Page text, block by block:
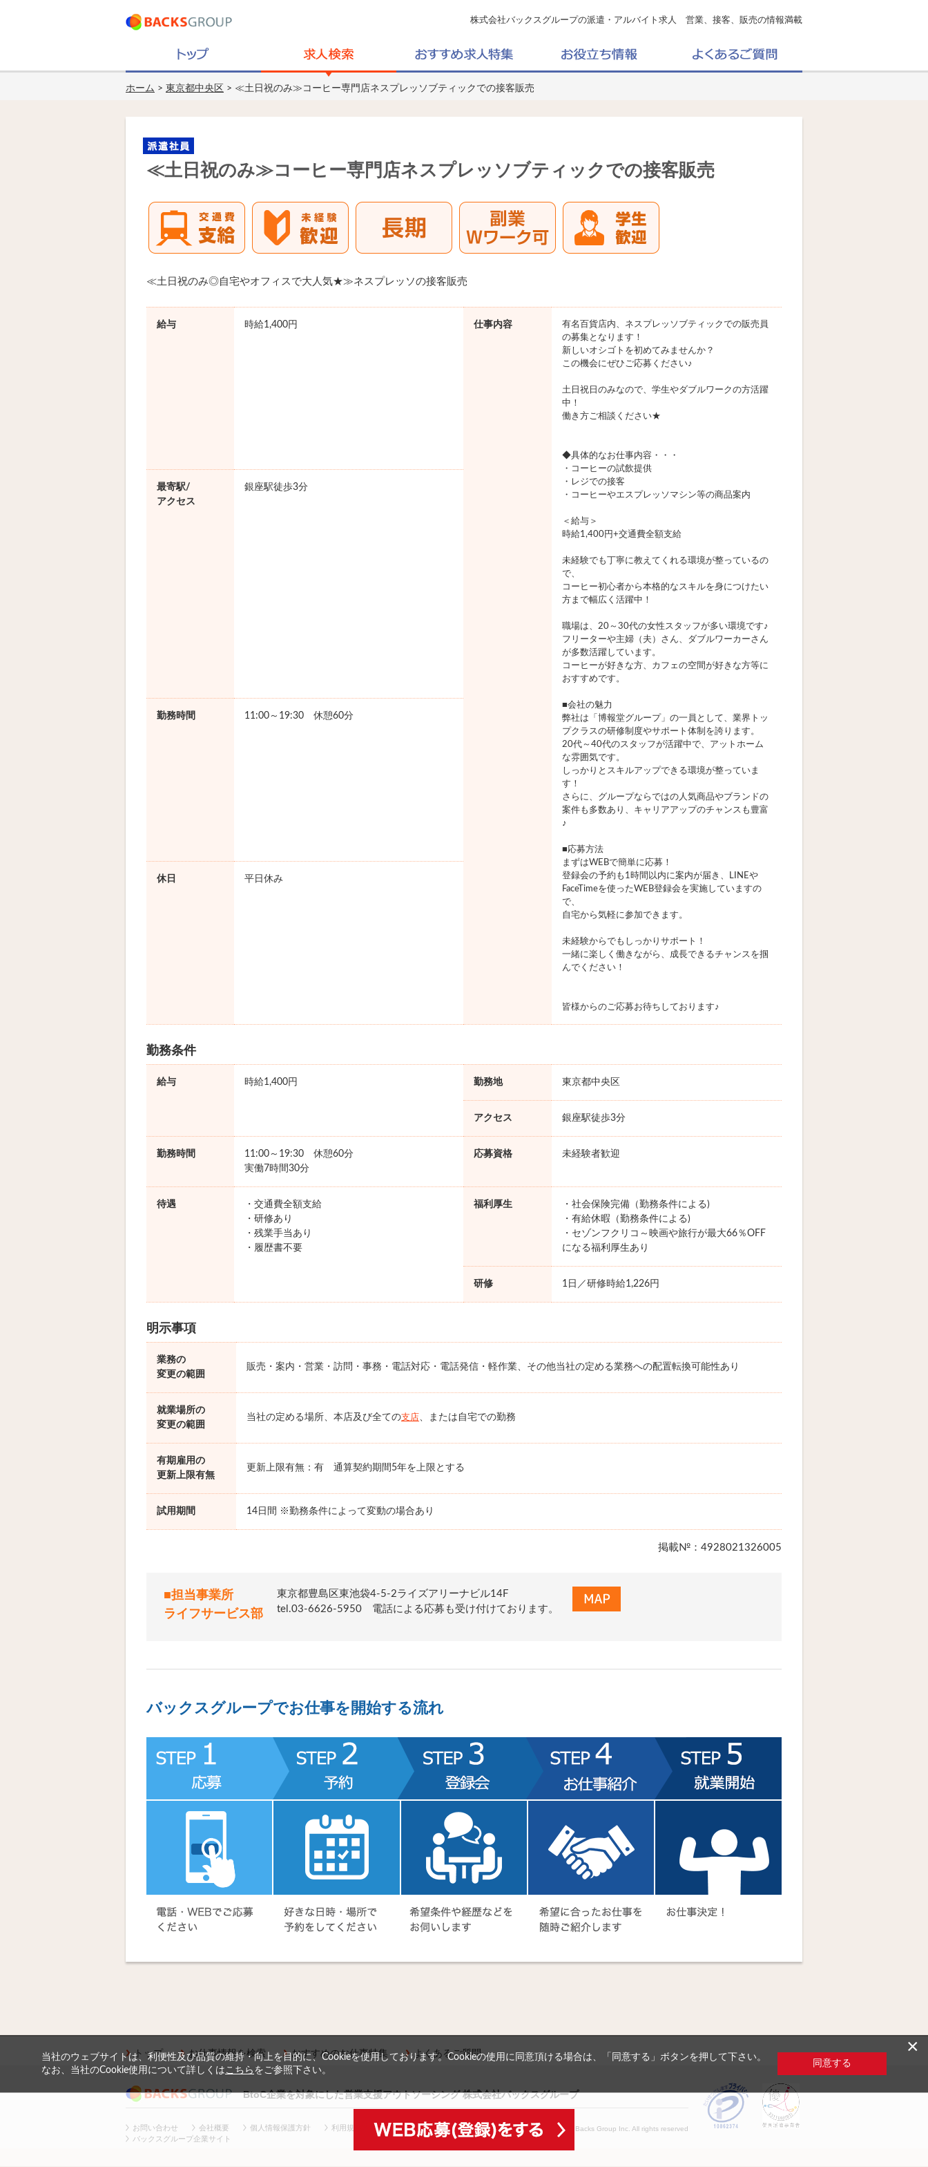
株式会社バックスグループの派遣・アルバイト求人 営業、接客、販売の情報満載
ホーム > 東京都中央区 > ≪土日祝のみ≫コーヒー専門店ネスプレッソブティックでの接客販売
≪土日祝のみ≫コーヒー専門店ネスプレッソブティックでの接客販売
≪土日祝のみ◎自宅やオフィスで大人気★≫ネスプレッソの接客販売
給与 時給1,400円 仕事内容
有名百貨店内、ネスプレッソブティックでの販売員
の募集となります！
新しいオシゴトを初めてみませんか？
この機会にぜひご応募ください♪
土日祝日のみなので、学生やダブルワークの方活躍
中！
働き方ご相談ください★
◆具体的なお仕事内容・・・
・コーヒーの試飲提供
・レジでの接客
・コーヒーやエスプレッソマシン等の商品案内
＜給与＞
時給1,400円+交通費全額支給
未経験でも丁寧に教えてくれる環境が整っているの
で、
コーヒー初心者から本格的なスキルを身につけたい
方まで幅広く活躍中！
職場は、20～30代の女性スタッフが多い環境です♪
フリーターや主婦（夫）さん、ダブルワーカーさん
が多数活躍しています。
コーヒーが好きな方、カフェの空間が好きな方等に
おすすめです。
■会社の魅力
弊社は「博報堂グループ」の一員として、業界トッ
プクラスの研修制度やサポート体制を誇ります。
20代～40代のスタッフが活躍中で、アットホーム
な雰囲気です。
しっかりとスキルアップできる環境が整っていま
す！
さらに、グループならではの人気商品やブランドの
案件も多数あり、キャリアアップのチャンスも豊富
♪
■応募方法
まずはWEBで簡単に応募！
登録会の予約も1時間以内に案内が届き、LINEや
FaceTimeを使ったWEB登録会を実施していますの
で、
自宅から気軽に参加できます。
未経験からでもしっかりサポート！
一緒に楽しく働きながら、成長できるチャンスを掴
んでください！
皆様からのご応募お待ちしております♪
最寄駅/
アクセス
銀座駅徒歩3分
勤務時間 11:00～19:30 休憩60分
休日 平日休み
勤務条件
給与 時給1,400円 勤務地 東京都中央区
アクセス 銀座駅徒歩3分
勤務時間
11:00～19:30 休憩60分
実働7時間30分
応募資格 未経験者歓迎
待遇
・交通費全額支給
・研修あり
・残業手当あり
・履歴書不要
福利厚生
・社会保険完備（勤務条件による)
・有給休暇（勤務条件による)
・セゾンフクリコ～映画や旅行が最大66％OFF
になる福利厚生あり
研修 1日／研修時給1,226円
明示事項
業務の
変更の範囲
販売・案内・営業・訪問・事務・電話対応・電話発信・軽作業、その他当社の定める業務への配置転換可能性あり
就業場所の
変更の範囲
当社の定める場所、本店及び全ての支店、または自宅での勤務
有期雇用の
更新上限有無
更新上限有無：有 通算契約期間5年を上限とする
試用期間 14日間 ※勤務条件によって変動の場合あり
掲載№：4928021326005
■担当事業所
ライフサービス部
東京都豊島区東池袋4-5-2ライズアリーナビル14F
tel.03-6626-5950 電話による応募も受け付けております。
バックスグループでお仕事を開始する流れ
トップ お仕事情報を検索 おすすめのお仕事特集 よくあるご質問
BtoC企業を対象にした営業支援アウトソーシング 株式会社バックスグループ
お問い合わせ 会社概要 個人情報保護方針
利用規約等
バックスグループ企業サイト
(c) Copyright 2026 Backs Group Inc. All rights reserved
×
当社のウェブサイトは、利便性及び品質の維持・向上を目的に、Cookieを使用しております。Cookieの使用に同意頂ける場合は、「同意する」ボタンを押して下さい。
なお、当社のCookie使用について詳しくは こちら をご参照下さい。
同意する